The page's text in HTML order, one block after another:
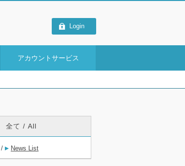
Login
アカウントサービス
全て / All
/ News List